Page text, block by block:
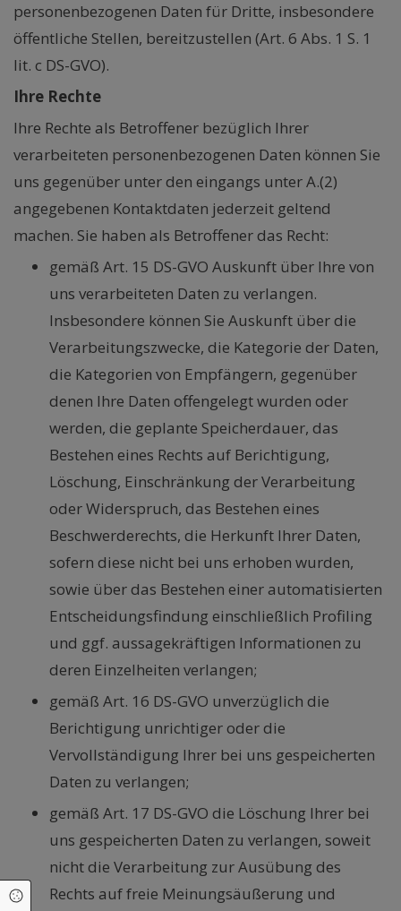
personenbezogenen Daten für Dritte, insbesondere
öffentliche Stellen, bereitzustellen (Art. 6 Abs. 1 S. 1
lit. c DS-GVO).
Ihre Rechte
Ihre Rechte als Betroffener bezüglich Ihrer
verarbeiteten personenbezogenen Daten können Sie
uns gegenüber unter den eingangs unter A.(2)
angegebenen Kontaktdaten jederzeit geltend
machen. Sie haben als Betroffener das Recht:
gemäß Art. 15 DS-GVO Auskunft über Ihre von
uns verarbeiteten Daten zu verlangen.
Insbesondere können Sie Auskunft über die
Verarbeitungszwecke, die Kategorie der Daten,
die Kategorien von Empfängern, gegenüber
denen Ihre Daten offengelegt wurden oder
werden, die geplante Speicherdauer, das
Bestehen eines Rechts auf Berichtigung,
Löschung, Einschränkung der Verarbeitung
oder Widerspruch, das Bestehen eines
Beschwerderechts, die Herkunft Ihrer Daten,
sofern diese nicht bei uns erhoben wurden,
sowie über das Bestehen einer automatisierten
Entscheidungsfindung einschließlich Profiling
und ggf. aussagekräftigen Informationen zu
deren Einzelheiten verlangen;
gemäß Art. 16 DS-GVO unverzüglich die
Berichtigung unrichtiger oder die
Vervollständigung Ihrer bei uns gespeicherten
Daten zu verlangen;
gemäß Art. 17 DS-GVO die Löschung Ihrer bei
uns gespeicherten Daten zu verlangen, soweit
nicht die Verarbeitung zur Ausübung des
Rechts auf freie Meinungsäußerung und
Cookie Einstellungen